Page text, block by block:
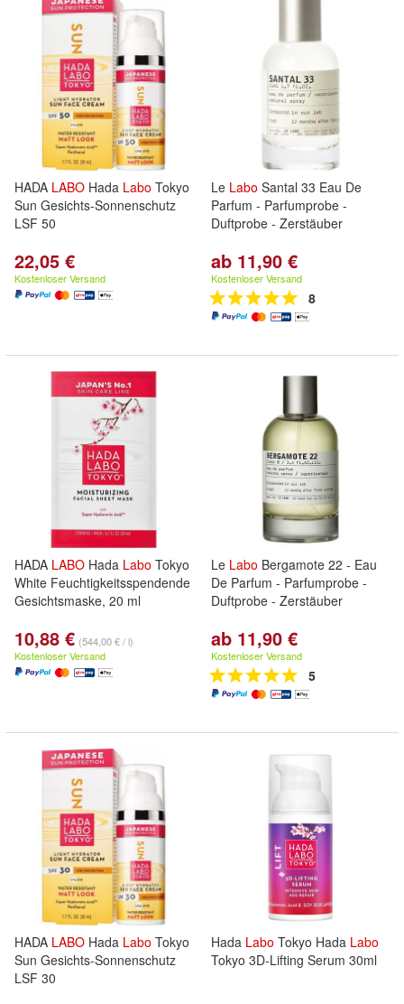
HADA LABO Hada Labo Tokyo
Sun Gesichts-Sonnenschutz
LSF 50
22,05 €
Kostenloser Versand
Le Labo Santal 33 Eau De
Parfum - Parfumprobe -
Duftprobe - Zerstäuber
ab 11,90 €
Kostenloser Versand
8
HADA LABO Hada Labo Tokyo
White Feuchtigkeitsspendende
Gesichtsmaske, 20 ml
10,88 € (544,00 € / l)
Kostenloser Versand
Le Labo Bergamote 22 - Eau
De Parfum - Parfumprobe -
Duftprobe - Zerstäuber
ab 11,90 €
Kostenloser Versand
5
HADA LABO Hada Labo Tokyo
Sun Gesichts-Sonnenschutz
LSF 30
Hada Labo Tokyo Hada Labo
Tokyo 3D-Lifting Serum 30ml